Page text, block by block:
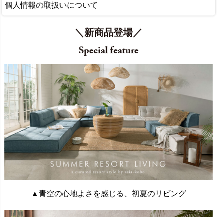
個人情報の取扱いについて
＼新商品登場／
Special feature
▲青空の心地よさを感じる、初夏のリビング